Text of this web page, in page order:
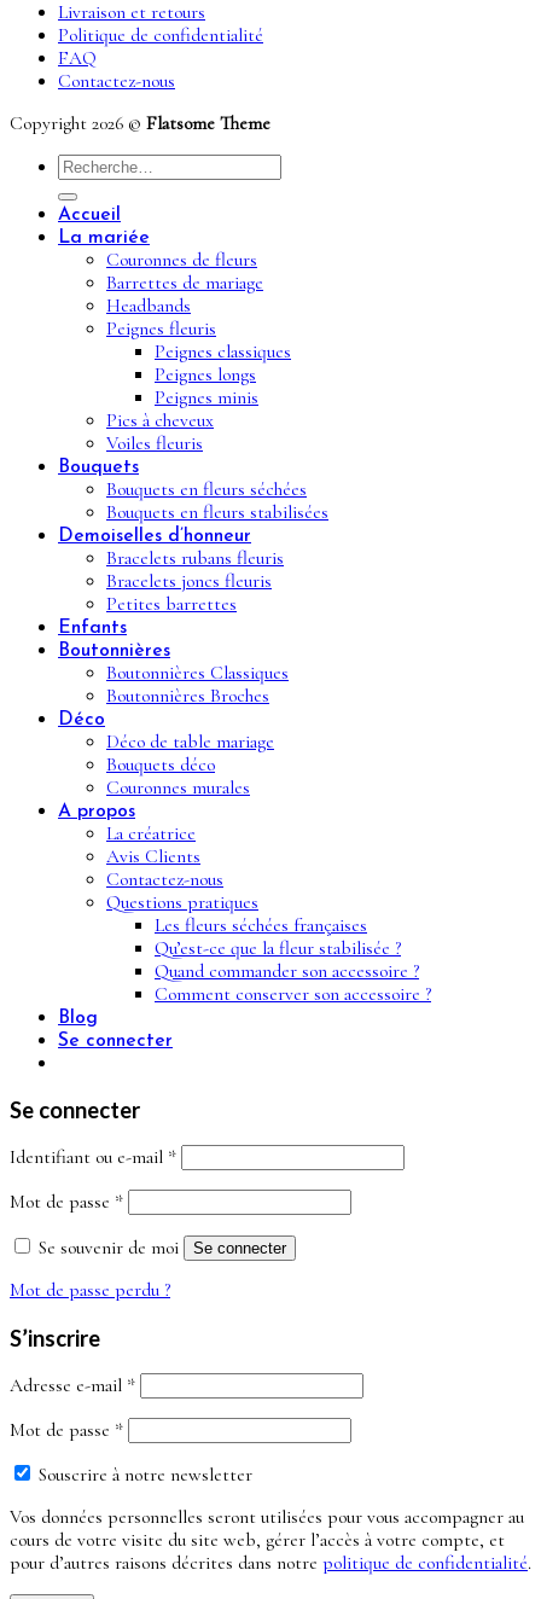
Livraison et retours
Politique de confidentialité
FAQ
Contactez-nous
Copyright 2026 © Flatsome Theme
Recherche
pour :
Accueil
La mariée
Couronnes de fleurs
Barrettes de mariage
Headbands
Peignes fleuris
Peignes classiques
Peignes longs
Peignes minis
Pics à cheveux
Voiles fleuris
Bouquets
Bouquets en fleurs séchées
Bouquets en fleurs stabilisées
Demoiselles d’honneur
Bracelets rubans fleuris
Bracelets joncs fleuris
Petites barrettes
Enfants
Boutonnières
Boutonnières Classiques
Boutonnières Broches
Déco
Déco de table mariage
Bouquets déco
Couronnes murales
A propos
La créatrice
Avis Clients
Contactez-nous
Questions pratiques
Les fleurs séchées françaises
Qu’est-ce que la fleur stabilisée ?
Quand commander son accessoire ?
Comment conserver son accessoire ?
Blog
Se connecter
Se connecter
Identifiant ou e-mail *Obligatoire
Mot de passe *Obligatoire
Se souvenir de moi Se connecter
Mot de passe perdu ?
S’inscrire
Adresse e-mail *Obligatoire
Mot de passe *Obligatoire
Souscrire à notre newsletter
Vos données personnelles seront utilisées pour vous accompagner au
cours de votre visite du site web, gérer l’accès à votre compte, et
pour d’autres raisons décrites dans notre politique de confidentialité.